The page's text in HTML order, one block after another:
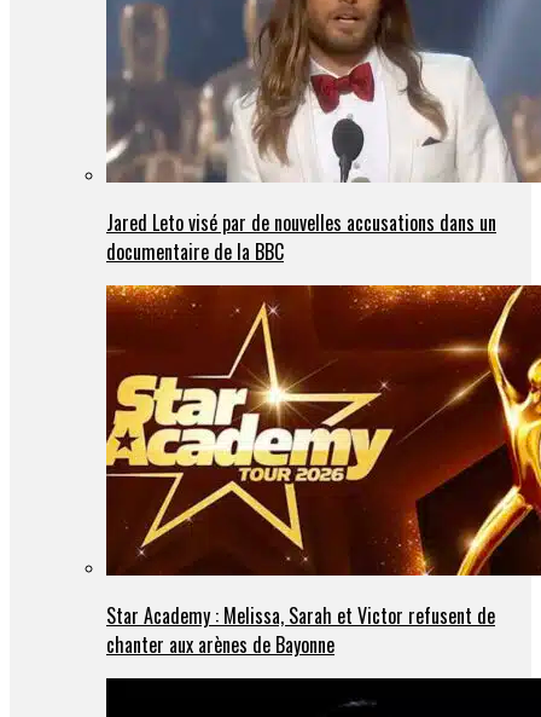
Jared Leto visé par de nouvelles accusations dans un
documentaire de la BBC
Star Academy : Melissa, Sarah et Victor refusent de
chanter aux arènes de Bayonne